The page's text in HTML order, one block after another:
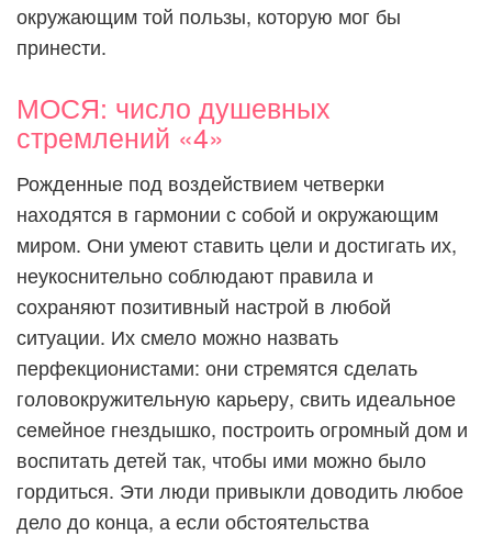
окружающим той пользы, которую мог бы
принести.
МОСЯ: число душевных
стремлений «4»
Рожденные под воздействием четверки
находятся в гармонии с собой и окружающим
миром. Они умеют ставить цели и достигать их,
неукоснительно соблюдают правила и
сохраняют позитивный настрой в любой
ситуации. Их смело можно назвать
перфекционистами: они стремятся сделать
головокружительную карьеру, свить идеальное
семейное гнездышко, построить огромный дом и
воспитать детей так, чтобы ими можно было
гордиться. Эти люди привыкли доводить любое
дело до конца, а если обстоятельства